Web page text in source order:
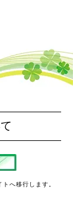
へ移行します。